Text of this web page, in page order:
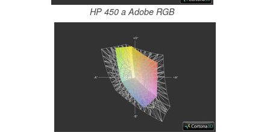
HP 450 a Adobe RGB